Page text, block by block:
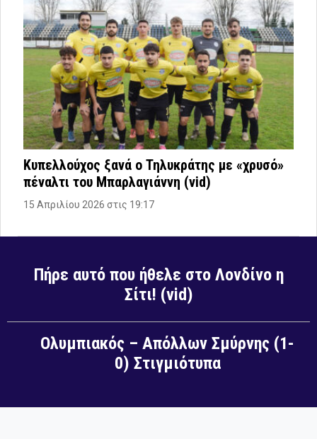
Κυπελλούχος ξανά ο Τηλυκράτης με «χρυσό»
πέναλτι του Μπαρλαγιάννη (vid)
15 Απριλίου 2026 στις 19:17
Πήρε αυτό που ήθελε στο Λονδίνο η
Σίτι! (vid)
Ολυμπιακός – Απόλλων Σμύρνης (1-
0) Στιγμιότυπα